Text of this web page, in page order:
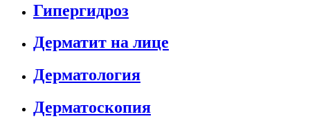
Гипергидроз
Дерматит на лице
Дерматология
Дерматоскопия